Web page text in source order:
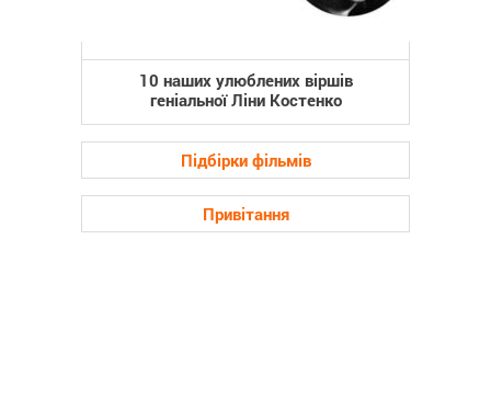
10 наших улюблених віршів
геніальної Ліни Костенко
Підбірки фільмів
Привітання